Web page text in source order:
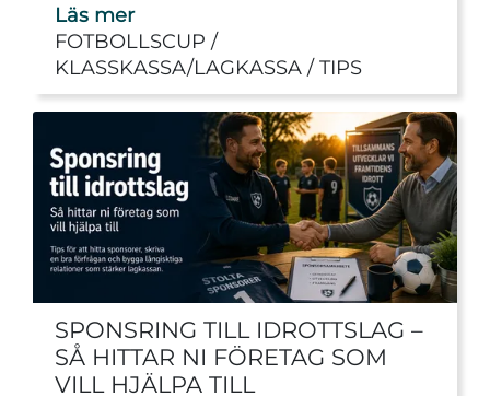
Läs mer
FOTBOLLSCUP
KLASSKASSA/LAGKASSA
TIPS
SPONSRING TILL IDROTTSLAG –
SÅ HITTAR NI FÖRETAG SOM
VILL HJÄLPA TILL